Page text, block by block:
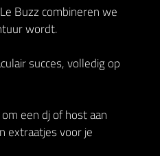
Buzz combineren we
wordt.
succes, volledig op
een dj of host aan
extraatjes voor je